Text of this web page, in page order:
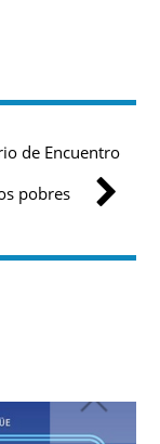
de Encuentro
pobres